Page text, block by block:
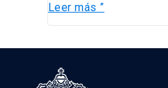
Leer más ”